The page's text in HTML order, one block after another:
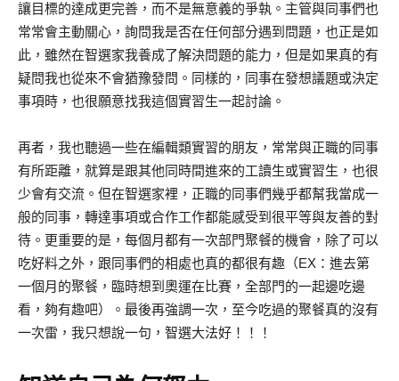
讓目標的達成更完善，而不是無意義的爭執。主管與同事們也
常常會主動關心，詢問我是否在任何部分遇到問題，也正是如
此，雖然在智選家我養成了解決問題的能力，但是如果真的有
疑問我也從來不會猶豫發問。同樣的，同事在發想議題或決定
事項時，也很願意找我這個實習生一起討論。
再者，我也聽過一些在編輯類實習的朋友，常常與正職的同事
有所距離，就算是跟其他同時間進來的工讀生或實習生，也很
少會有交流。但在智選家裡，正職的同事們幾乎都幫我當成一
般的同事，轉達事項或合作工作都能感受到很平等與友善的對
待。更重要的是，每個月都有一次部門聚餐的機會，除了可以
吃好料之外，跟同事們的相處也真的都很有趣（EX：進去第
一個月的聚餐，臨時想到奧運在比賽，全部門的一起邊吃邊
看，夠有趣吧）。最後再強調一次，至今吃過的聚餐真的沒有
一次雷，我只想說一句，智選大法好！！！